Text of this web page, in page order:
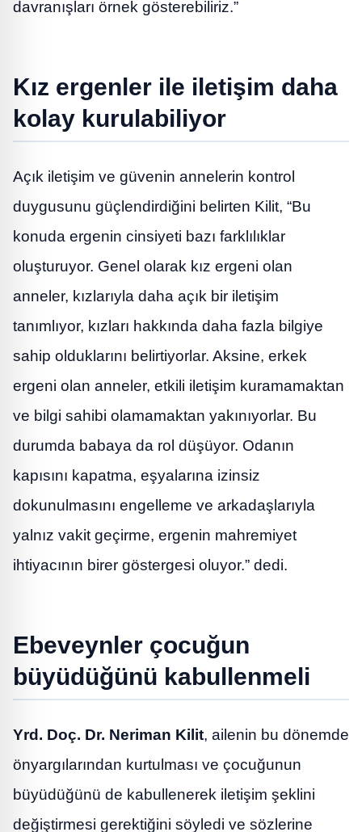
davranışları örnek gösterebiliriz.”
Kız ergenler ile iletişim daha
kolay kurulabiliyor
Açık iletişim ve güvenin annelerin kontrol
duygusunu güçlendirdiğini belirten Kilit, “Bu
konuda ergenin cinsiyeti bazı farklılıklar
oluşturuyor. Genel olarak kız ergeni olan
anneler, kızlarıyla daha açık bir iletişim
tanımlıyor, kızları hakkında daha fazla bilgiye
sahip olduklarını belirtiyorlar. Aksine, erkek
ergeni olan anneler, etkili iletişim kuramamaktan
ve bilgi sahibi olamamaktan yakınıyorlar. Bu
durumda babaya da rol düşüyor. Odanın
kapısını kapatma, eşyalarına izinsiz
dokunulmasını engelleme ve arkadaşlarıyla
yalnız vakit geçirme, ergenin mahremiyet
ihtiyacının birer göstergesi oluyor.” dedi.
Ebeveynler çocuğun
büyüdüğünü kabullenmeli
Yrd. Doç. Dr. Neriman Kilit, ailenin bu dönemde
önyargılarından kurtulması ve çocuğunun
büyüdüğünü de kabullenerek iletişim şeklini
değiştirmesi gerektiğini söyledi ve sözlerine